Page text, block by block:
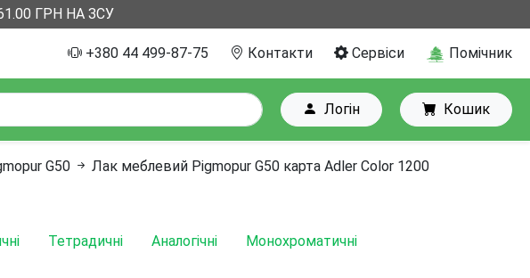
ГРН НА ЗСУ
+380 44 499-87-75 Контакти Сервіси Помічник
Логін Кошик
G50 Лак меблевий Pigmopur G50 карта Adler Color 1200
Тетрадичні Аналогічні Монохроматичні